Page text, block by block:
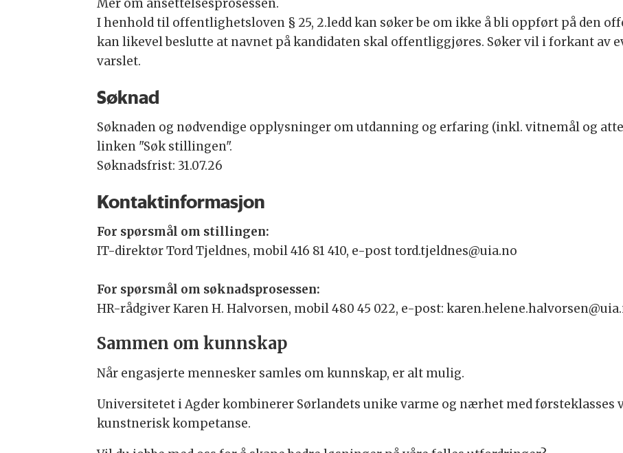
Mer om ansettelsesprosessen.
I henhold til offentlighetsloven § 25, 2.ledd kan søker be om ikke å bli oppført på den
kan likevel beslutte at navnet på kandidaten skal offentliggjøres. Søker vil i forkant
varslet.
Søknad
Søknaden og nødvendige opplysninger om utdanning og erfaring (inkl. vitnemål og
linken "Søk stillingen".
Søknadsfrist: 31.07.26
Kontaktinformasjon
For spørsmål om stillingen:
IT-direktør Tord Tjeldnes, mobil 416 81 410, e-post tord.tjeldnes@uia.no
For spørsmål om søknadsprosessen:
HR-rådgiver Karen H. Halvorsen, mobil 480 45 022, e-post:
Sammen om kunnskap
Når engasjerte mennesker samles om kunnskap, er alt mulig.
Universitetet i Agder kombinerer Sørlandets unike varme og nærhet med
kunstnerisk kompetanse.